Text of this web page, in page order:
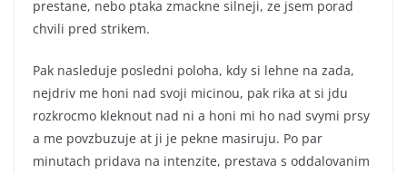
prestane, nebo ptaka zmackne silneji, ze jsem porad
chvili pred strikem.
Pak nasleduje posledni poloha, kdy si lehne na zada,
nejdriv me honi nad svoji micinou, pak rika at si jdu
rozkrocmo kleknout nad ni a honi mi ho nad svymi prsy
a me povzbuzuje at ji je pekne masiruju. Po par
minutach pridava na intenzite, prestava s oddalovanim